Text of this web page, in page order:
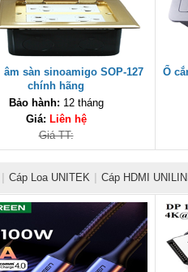
âm sàn sinoamigo SOP-127
chính hãng
Bảo hành: 12 tháng
Giá: Liên hệ
Giá TT:
Ổ
| Cáp Loa UNITEK | Cáp HDMI